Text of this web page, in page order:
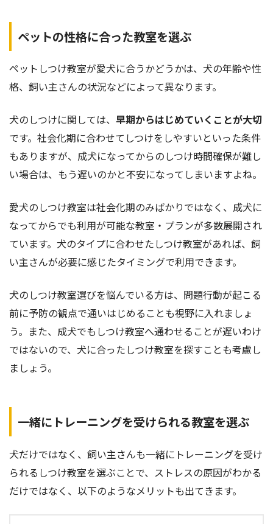
ペットの性格に合った教室を選ぶ
ペットしつけ教室が愛犬に合うかどうかは、犬の年齢や性
格、飼い主さんの状況などによって異なります。
犬のしつけに関しては、 早期からはじめていくことが大切
です。社会化期に合わせてしつけをしやすいといった条件
もありますが、成犬になってからのしつけ時間確保が難し
い場合は、もう遅いのかと不安になってしまいますよね。
愛犬のしつけ教室は社会化期のみばかりではなく、成犬に
なってからでも利用が可能な教室・プランが多数展開され
ています。犬のタイプに合わせたしつけ教室があれば、飼
い主さんが必要に感じたタイミングで利用できます。
犬のしつけ教室選びを悩んでいる方は、問題行動が起こる
前に予防の観点で通いはじめることも視野に入れましょ
う。また、成犬でもしつけ教室へ通わせることが遅いわけ
ではないので、犬に合ったしつけ教室を探すことも考慮し
ましょう。
一緒にトレーニングを受けられる教室を選ぶ
犬だけではなく、飼い主さんも一緒にトレーニングを受け
られるしつけ教室を選ぶことで、ストレスの原因がわかる
だけではなく、以下のようなメリットも出てきます。